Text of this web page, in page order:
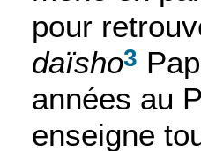
pour
daïsho3
années au
enseigne